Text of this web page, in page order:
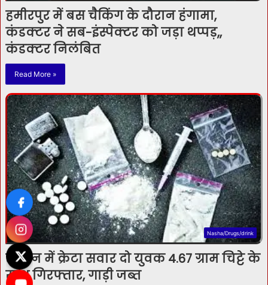
हमीरपुर में बस चैकिंग के दौरान हंगामा,
कंडक्टर ने सब-इंस्पेक्टर को जड़ा थप्पड़,,
कंडक्टर निलंबित
Read More »
Nasha/Drugs/drink
सोलन में क्रेटा सवार दो युवक 4.67 ग्राम चिट्टे के
साथ गिरफ्तार, गाड़ी जब्त